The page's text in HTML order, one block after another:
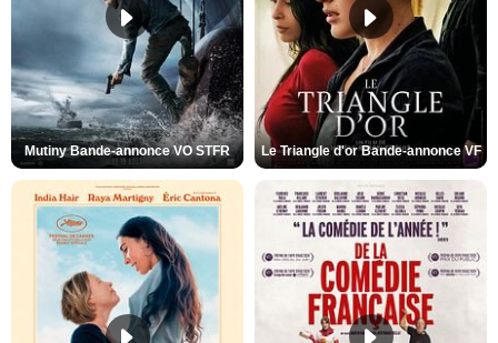
Mutiny Bande-annonce VO STFR Le Triangle d'or Bande-annonce VF